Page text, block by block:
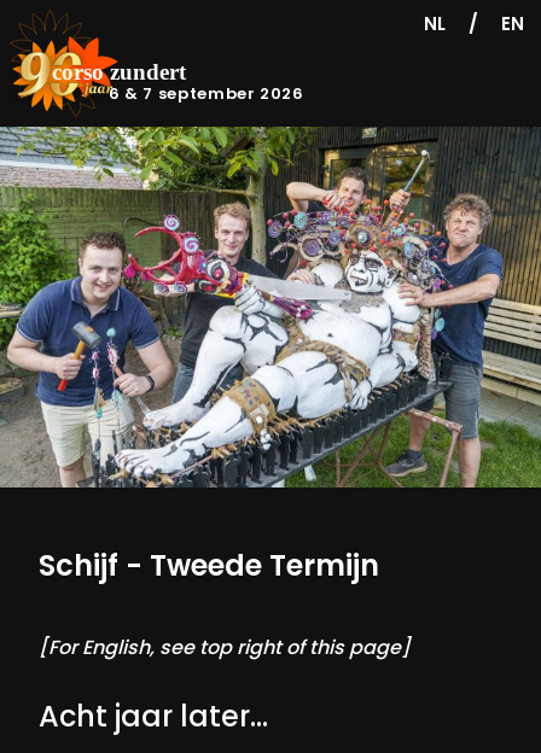
6 & 7 september 2026
NL / EN
Schijf - Tweede Termijn
[For English, see top right of this page]
Acht jaar later…